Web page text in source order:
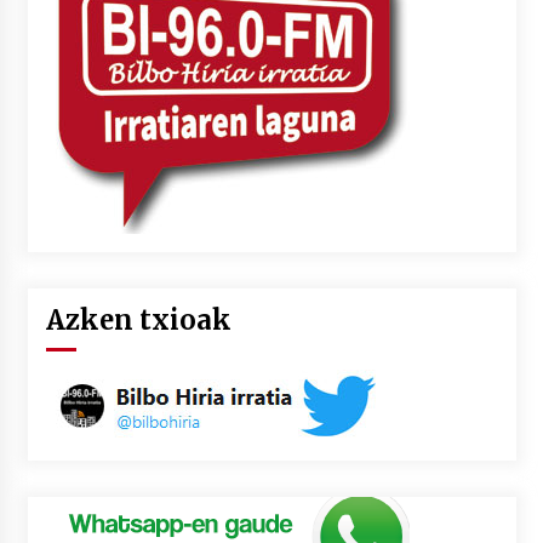
Azken txioak